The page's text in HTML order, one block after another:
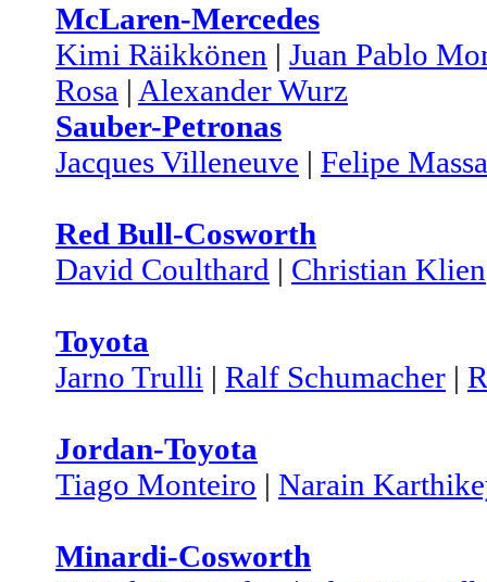
McLaren-Mercedes
Kimi Räikkönen | Juan Pablo
Rosa | Alexander Wurz
Sauber-Petronas
Jacques Villeneuve | Felipe Massa
Red Bull-Cosworth
David Coulthard | Christian Klien
Toyota
Jarno Trulli | Ralf Schumacher |
Jordan-Toyota
Tiago Monteiro | Narain
Minardi-Cosworth